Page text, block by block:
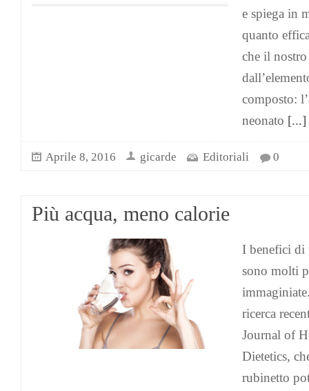
e spiega in
quanto
che il
composto:
neonato [...]
Aprile 8, 2016 gicarde Editoriali 0
Più acqua, meno calorie
I benefici di
sono molti
ricerca
Journal of
Dietetics,
rubinetto